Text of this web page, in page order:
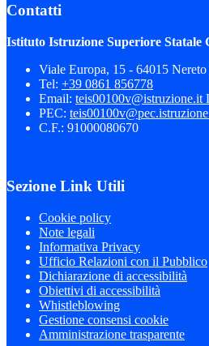
Contatti
Istituto Istruzione Superiore Statale
Viale Europa, 15 - 64015
Tel: +39 0861 856778
Email: teis00100v@istruzione.it
PEC:
C.F.: 91000080670
Sezione Link Utili
Cookie policy
Note legali
Informativa Privacy
Ufficio Relazioni con il Pubblico
Dichiarazione di accessibilità
Obiettivi di accessibilità
Whistleblowing
Gestione consensi cookie
Amministrazione trasparente